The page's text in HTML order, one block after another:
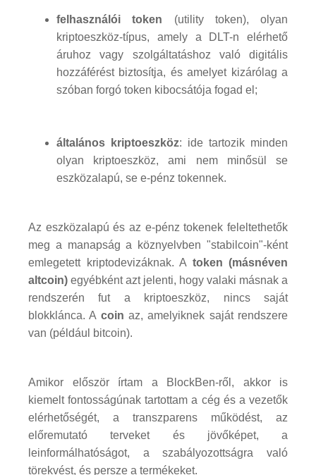
felhasználói token (utility token), olyan
kriptoeszköz-típus, amely a DLT-n elérhető
áruhoz vagy szolgáltatáshoz való digitális
hozzáférést biztosítja, és amelyet kizárólag a
szóban forgó token kibocsátója fogad el;
általános kriptoeszköz: ide tartozik minden
olyan kriptoeszköz, ami nem minősül se
eszközalapú, se e-pénz tokennek.
Az eszközalapú és az e-pénz tokenek feleltethetők
meg a manapság a köznyelvben "stabilcoin"-ként
emlegetett kriptodevizáknak. A token (másnéven
altcoin) egyébként azt jelenti, hogy valaki másnak a
rendszerén fut a kriptoeszköz, nincs saját
blokklánca. A coin az, amelyiknek saját rendszere
van (például bitcoin).
Amikor először írtam a BlockBen-ről, akkor is
kiemelt fontosságúnak tartottam a cég és a vezetők
elérhetőségét, a transzparens működést, az
előremutató terveket és jövőképet, a
leinformálhatóságot, a szabályozottságra való
törekvést, és persze a termékeket.